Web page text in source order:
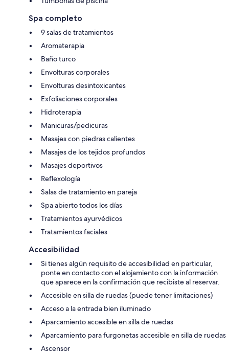
Spa completo
9 salas de tratamientos
Aromaterapia
Baño turco
Envolturas corporales
Envolturas desintoxicantes
Exfoliaciones corporales
Hidroterapia
Manicuras/pedicuras
Masajes con piedras calientes
Masajes de los tejidos profundos
Masajes deportivos
Reflexología
Salas de tratamiento en pareja
Spa abierto todos los días
Tratamientos ayurvédicos
Tratamientos faciales
Accesibilidad
Si tienes algún requisito de accesibilidad en particular,
ponte en contacto con el alojamiento con la información
que aparece en la confirmación que recibiste al reservar.
Accesible en silla de ruedas (puede tener limitaciones)
Acceso a la entrada bien iluminado
Aparcamiento accesible en silla de ruedas
Aparcamiento para furgonetas accesible en silla de ruedas
Ascensor